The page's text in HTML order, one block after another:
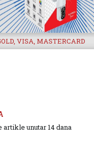
VISA, MASTERCARD
unutar 14 dana